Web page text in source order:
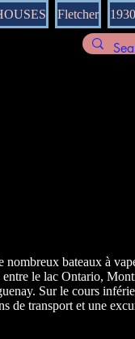
Fletcher
bateaux à
entre le lac Ontario,
Sur le cours
de transport et une